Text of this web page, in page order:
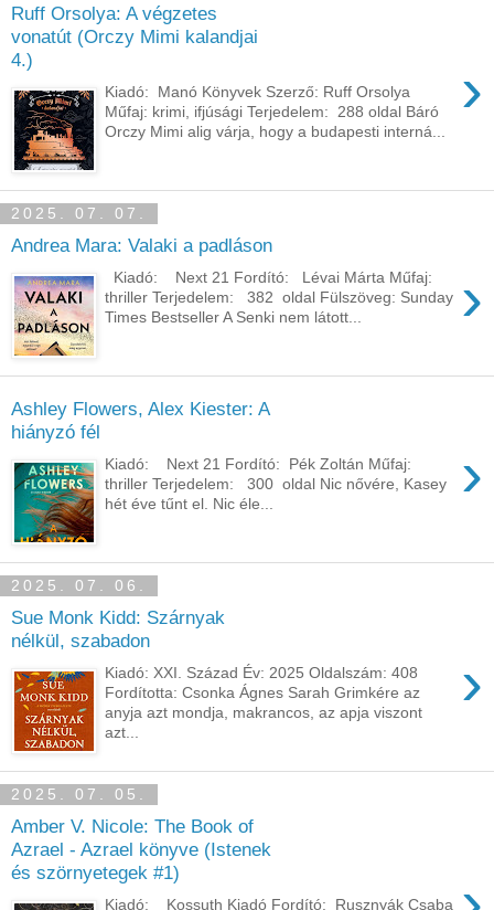
Ruff Orsolya: A ​végzetes
vonatút (Orczy Mimi kalandjai
4.)
›
Kiadó: Manó Könyvek Szerző: Ruff Orsolya
Műfaj: krimi, ifjúsági Terjedelem: 288 oldal Báró
Orczy Mimi alig várja, hogy a budapesti interná...
2025. 07. 07.
Andrea Mara: Valaki ​a padláson
›
Kiadó: Next 21 Fordító: Lévai Márta Műfaj:
thriller Terjedelem: 382 oldal Fülszöveg: Sunday
Times Bestseller A Senki nem látott...
Ashley Flowers, Alex Kiester: A
hiányzó fél
›
Kiadó: Next 21 Fordító: Pék Zoltán Műfaj:
thriller Terjedelem: 300 oldal Nic nővére, Kasey
hét éve tűnt el. Nic éle...
2025. 07. 06.
Sue Monk Kidd: Szárnyak ​
nélkül, szabadon
›
Kiadó: XXI. Század Év: 2025 Oldalszám: 408
Fordította: Csonka Ágnes Sarah Grimkére az
anyja azt mondja, makrancos, az apja viszont
azt...
2025. 07. 05.
Amber V. Nicole: The Book of
Azrael - Azrael könyve (Istenek
és szörnyetegek #1)
Kiadó: Kossuth Kiadó Fordító: Rusznyák Csaba